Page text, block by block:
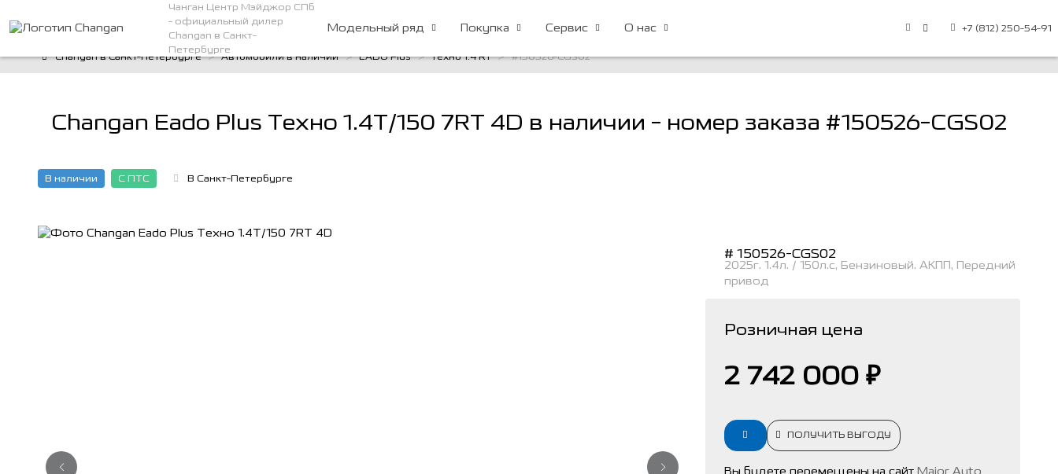
Чанган Центр Мэйджор СПб
- официальный дилер
Changan в Санкт-
Петербурге
Модельный ряд Покупка Сервис О нас +7 (812) 250-54-91
Changan в Санкт-Петербурге Автомобили в наличии EADO Plus Техно 1.4 RT #150526-CGS02
Changan Eado Plus Техно 1.4T/150 7RT 4D в наличии - номер заказа #150526-CGS02
В наличии С ПТС В Санкт-Петербурге
# 150526-CGS02
2025г. 1.4л. / 150л.с, Бензиновый. АКПП, Передний
привод
Розничная цена
2 742 000 ₽
ПОЛУЧИТЬ ВЫГОДУ
Вы будете перемещены на сайт Major Auto